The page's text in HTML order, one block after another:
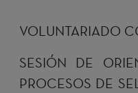
VOLUNTARIADO
SESIÓN DE
PROCESOS DE